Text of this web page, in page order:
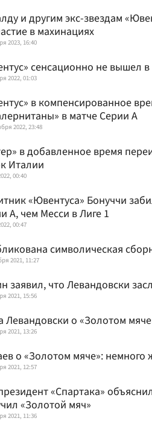
и другим экс-звездам
в махинациях
2023, 16:40
сенсационно не вышел
2022, 01:03
в компенсированное
в матче Серии А
2022, 23:48
в добавленное время
Италии
00:40
«Ювентуса» Бонуччи
А, чем Месси в Лиге 1
00:47
символическая
2021, 11:27
заявил, что Левандовски
2021, 15:56
Левандовски о «Золотом
2021, 13:26
о «Золотом мяче»:
2021, 12:57
«Спартака»
«Золотой мяч»
2021, 11:36